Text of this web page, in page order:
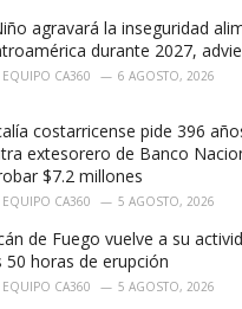
agravará la inseguridad
durante 2027,
EQUIPO CA360 6 AGOSTO, 2026
costarricense pide 396
extesorero de Banco
$7.2 millones
EQUIPO CA360 5 AGOSTO, 2026
de Fuego vuelve a su
50 horas de erupción
EQUIPO CA360 5 AGOSTO, 2026